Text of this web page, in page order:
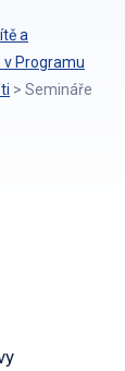
a
v Programu
> Semináře